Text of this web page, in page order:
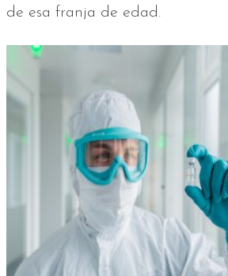
de esa franja de edad.